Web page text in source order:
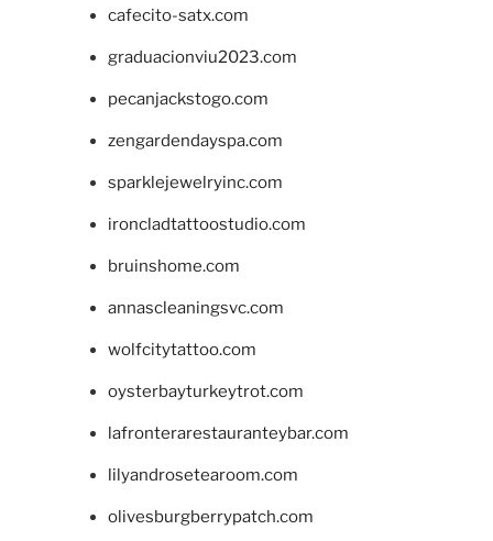
cafecito-satx.com
graduacionviu2023.com
pecanjackstogo.com
zengardendayspa.com
sparklejewelryinc.com
ironcladtattoostudio.com
bruinshome.com
annascleaningsvc.com
wolfcitytattoo.com
oysterbayturkeytrot.com
lafronterarestauranteybar.com
lilyandrosetearoom.com
olivesburgberrypatch.com